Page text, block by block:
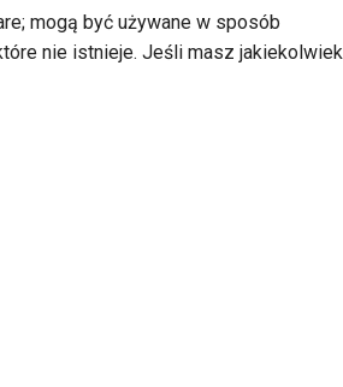
Türkçe
mogą być używane w sposób
nie istnieje. Jeśli masz jakiekolwiek